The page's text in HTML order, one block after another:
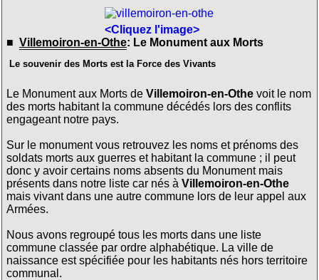
<Cliquez l'image>
■ Villemoiron-en-Othe: Le Monument aux Morts
Le souvenir des Morts est la Force des Vivants
Le Monument aux Morts de Villemoiron-en-Othevoit le nom
des morts habitant la commune décédés lors des conflits
engageant notre pays.
Sur le monument vous retrouvez les noms et prénoms des
soldats morts aux guerres et habitant la commune ; il peut
donc y avoir certains noms absents du Monument mais
présents dans notre liste car nés à Villemoiron-en-Othe
mais vivant dans une autre commune lors de leur appel aux
Armées.
Nous avons regroupé tous les morts dans une liste
commune classée par ordre alphabétique. La ville de
naissance est spécifiée pour les habitants nés hors territoire
communal.